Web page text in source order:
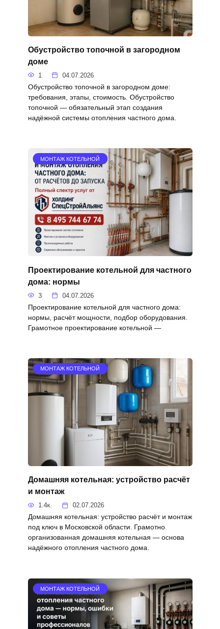
Обустройство топочной в загородном
доме
1 04.07.2026
Обустройство топочной в загородном доме:
требования, этапы, стоимость. Обустройство
топочной — обязательный этап создания
надёжной системы отопления частного дома.
МОНТАЖ КОТЕЛЬНОЙ
Проектирование котельной для частного
дома: нормы
3 04.07.2026
Проектирование котельной для частного дома:
нормы, расчёт мощности, подбор оборудования.
Грамотное проектирование котельной —
МОНТАЖ КОТЕЛЬНОЙ
Домашняя котельная: устройство расчёт
и монтаж
1.4к. 02.07.2026
Домашняя котельная: устройство расчёт и монтаж
под ключ в Московской области. Грамотно
организованная домашняя котельная — основа
надёжного отопления частного дома.
МОНТАЖ КОТЕЛЬНОЙ